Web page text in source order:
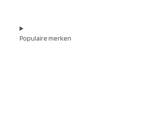
Populaire merken